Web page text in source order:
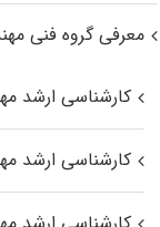
معرفی گروه فنی
کارشناسی ارشد
کارشناسی ارشد